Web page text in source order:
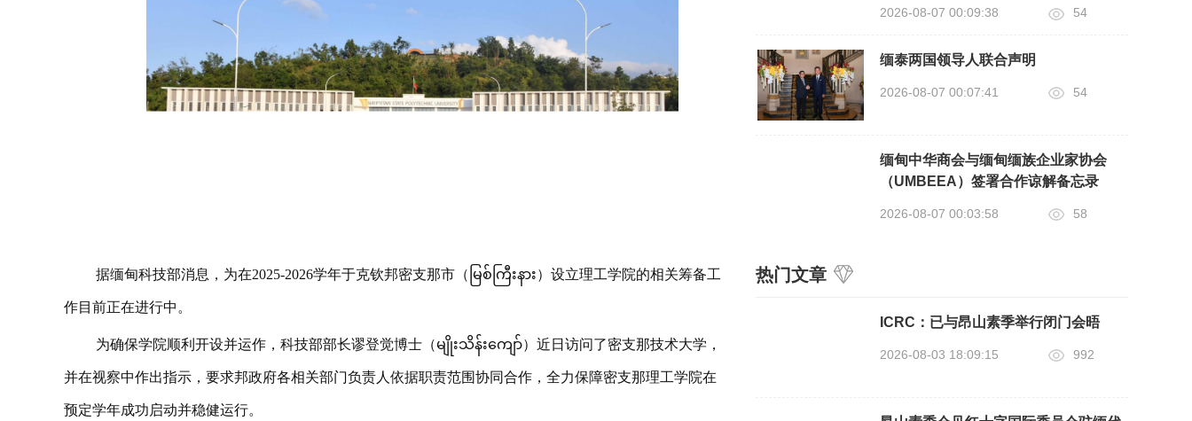
据缅甸科技部消息，为在2025-2026学年于克钦邦密支那市（မြစ်ကြီးနား）设立理工学院的相关筹备工
作目前正在进行中。
为确保学院顺利开设并运作，科技部部长谬登觉博士（မျိုးသိန်းကျော်）近日访问了密支那技术大学，
并在视察中作出指示，要求邦政府各相关部门负责人依据职责范围协同合作，全力保障密支那理工学院在
预定学年成功启动并稳健运行。
2026-08-07 00:09:38 54
缅泰两国领导人联合声明
2026-08-07 00:07:41 54
缅甸中华商会与缅甸缅族企业家协会
（UMBEEA）签署合作谅解备忘录
2026-08-07 00:03:58 58
热门文章
ICRC：已与昂山素季举行闭门会晤
2026-08-03 18:09:15 992